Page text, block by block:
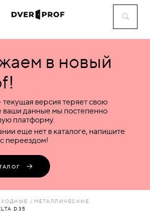
в новый
версия теряет свою
ваши данные мы постепенно
платформу.
еще нет в каталоге, напишите
переездом!
МЕТАЛЛИЧЕСКИЕ
D35